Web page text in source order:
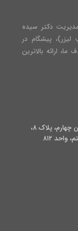
دکتر سیده
پیشگام در
ارائه بالاترین
تهران، نیاوران، سه راه اقدسیه، تنگستان چهارم، پلاک ۸،